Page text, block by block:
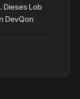
Dieses Lob
DevQon